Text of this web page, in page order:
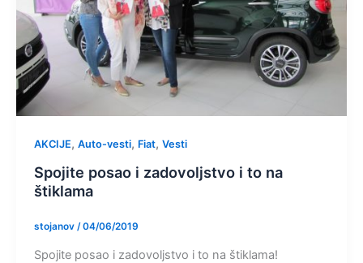
AKCIJE, Auto-vesti, Fiat, Vesti
Spojite posao i zadovoljstvo i to na
štiklama
stojanov /04/06/2019
Spojite posao i zadovoljstvo i to na štiklama!